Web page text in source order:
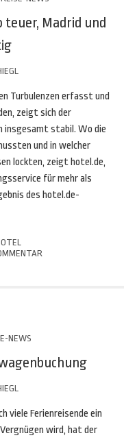
teuer, Madrid und
Turbulenzen erfasst und
zeigt sich der
insgesamt stabil. Wo die
und in welcher
lockten, zeigt hotel.de,
für mehr als
des hotel.de-
NEWS
viele Ferienreisende ein
wird, hat der